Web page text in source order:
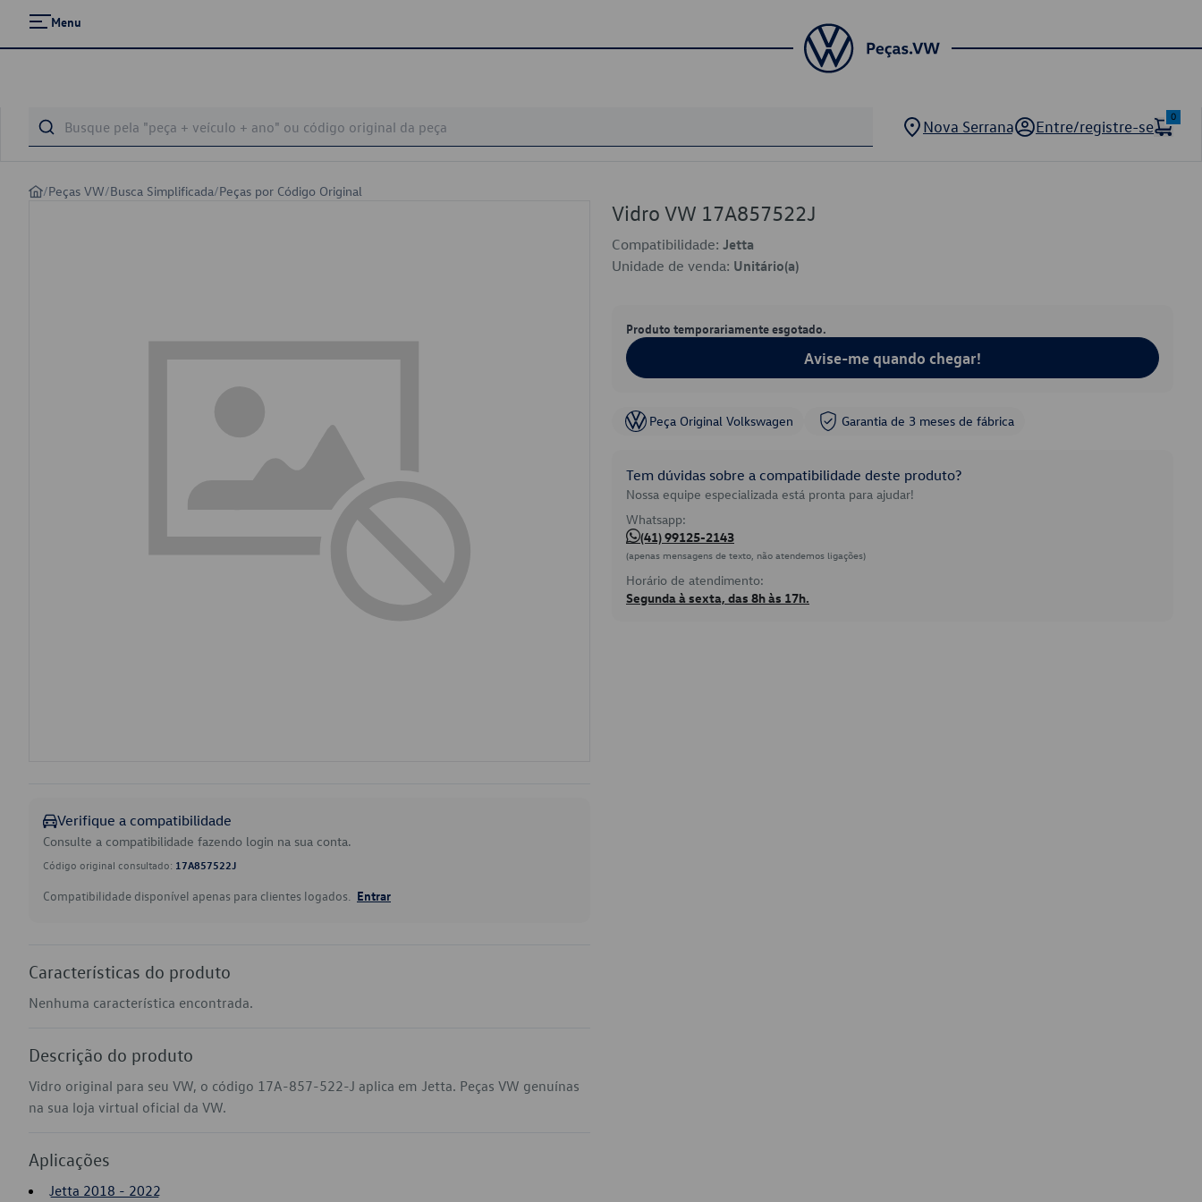
Menu
Nova Serrana Entre/registre-se
0
/Peças VW/Busca Simplificada/Peças por Código Original
Verifique a compatibilidade
Consulte a compatibilidade fazendo login na sua conta.
Código original consultado: 17A857522J
Compatibilidade disponível apenas para clientes logados. Entrar
Características do produto
Nenhuma característica encontrada.
Descrição do produto
Vidro original para seu VW, o código 17A-857-522-J aplica em Jetta. Peças VW genuínas
na sua loja virtual oficial da VW.
Aplicações
Jetta 2018 - 2022
Vidro VW 17A857522J
Compatibilidade: Jetta
Unidade de venda: Unitário(a)
Produto temporariamente esgotado.
Avise-me quando chegar!
Peça Original Volkswagen Garantia de 3 meses de fábrica
Tem dúvidas sobre a compatibilidade deste produto?
Nossa equipe especializada está pronta para ajudar!
Whatsapp:
(41) 99125-2143
(apenas mensagens de texto, não atendemos ligações)
Horário de atendimento:
Segunda à sexta, das 8h às 17h.